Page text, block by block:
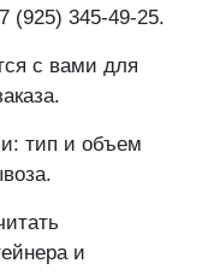
(925) 345-49-25.
с вами для
тип и объем
и